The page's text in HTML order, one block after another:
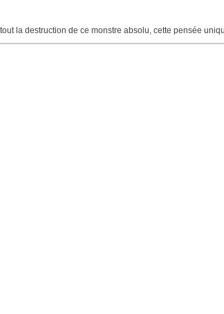
la destruction de ce monstre absolu, cette pensée